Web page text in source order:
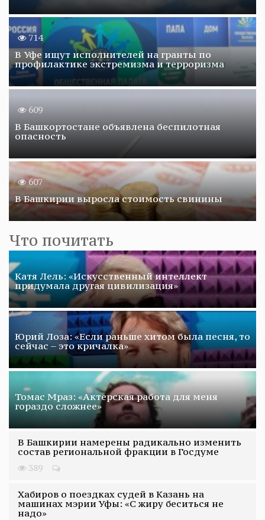
714
В Уфе ищут исполнителей на гранты по
профилактике экстремизма и терроризма
609
В Башкортостане объявлена беспилотная
опасность
607
В Башкирии выросла стоимость свинины
Что почитать
Катя Лель: «Искусственный интеллект
придумала другая цивилизация»
Юрий Лоза: «Если раньше хитом была песня, то
сейчас – это кричалка»
Томас Мраз: «Актерская работа для меня
гораздо сложнее»
В Башкирии намерены радикально изменить
состав региональной фракции в Госдуме
389
Хабиров о поездках судей в Казань на
машинах мэрии Уфы: «С жиру беситься не
надо»